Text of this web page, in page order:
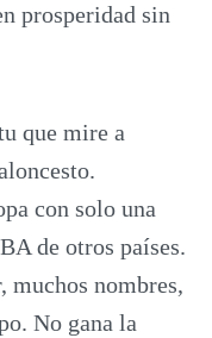
prosperidad sin
que mire a
con solo una
de otros países.
muchos nombres,
No gana la